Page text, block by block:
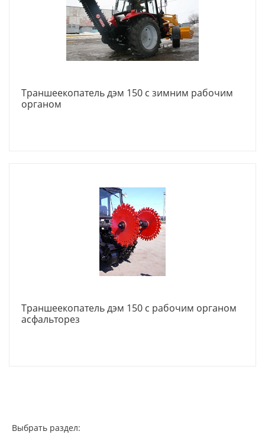
Траншеекопатель дэм 150 с зимним рабочим
органом
Траншеекопатель дэм 150 с рабочим органом
асфальторез
Выбрать раздел: